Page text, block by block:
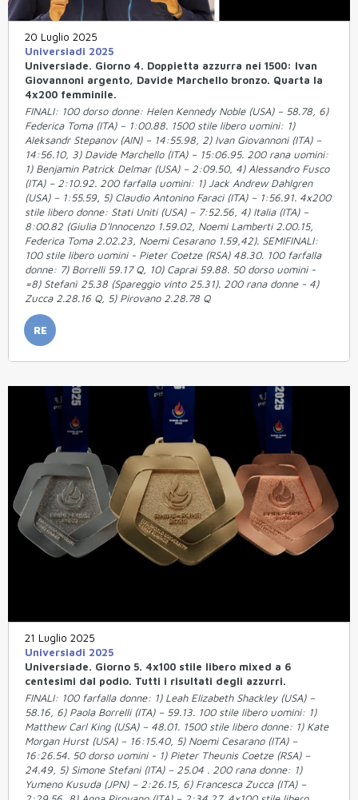
20 Luglio 2025
Universiadi 2025
Universiade. Giorno 4. Doppietta azzurra nei 1500: Ivan
Giovannoni argento, Davide Marchello bronzo. Quarta la
4x200 femminile.
FINALI: 100 dorso donne: Helen Kennedy Noble (USA) – 58.78, 6)
Federica Toma (ITA) – 1:00.88. 1500 stile libero uomini: 1)
Aleksandr Stepanov (AIN) – 14:55.98, 2) Ivan Giovannoni (ITA) –
14:56.10, 3) Davide Marchello (ITA) – 15:06.95. 200 rana uomini:
1) Benjamin Patrick Delmar (USA) – 2:09.50, 4) Alessandro Fusco
(ITA) – 2:10.92. 200 farfalla uomini: 1) Jack Andrew Dahlgren
(USA) – 1:55.59, 5) Claudio Antonino Faraci (ITA) – 1:56.91. 4x200
stile libero donne: Stati Uniti (USA) – 7:52.56, 4) Italia (ITA) –
8:00.82 (Giulia D'Innocenzo 1.59.02, Noemi Lamberti 2.00.15,
Federica Toma 2.02.23, Noemi Cesarano 1.59,42). SEMIFINALI:
100 stile libero uomini - Pieter Coetze (RSA) 48.30. 100 farfalla
donne: 7) Borrelli 59.17 Q, 10) Caprai 59.88. 50 dorso uomini -
=8) Stefanì 25.38 (Spareggio vinto 25.31). 200 rana donne - 4)
Zucca 2.28.16 Q, 5) Pirovano 2.28.78 Q
RE
21 Luglio 2025
Universiadi 2025
Universiade. Giorno 5. 4x100 stile libero mixed a 6
centesimi dal podio. Tutti i risultati degli azzurri.
FINALI: 100 farfalla donne: 1) Leah Elizabeth Shackley (USA) –
58.16, 6) Paola Borrelli (ITA) – 59.13. 100 stile libero uomini: 1)
Matthew Carl King (USA) – 48.01. 1500 stile libero donne: 1) Kate
Morgan Hurst (USA) – 16:15.40, 5) Noemi Cesarano (ITA) –
16:26.54. 50 dorso uomini - 1) Pieter Theunis Coetze (RSA) –
24.49, 5) Simone Stefani (ITA) – 25.04 . 200 rana donne: 1)
Yumeno Kusuda (JPN) – 2:26.15, 6) Francesca Zucca (ITA) –